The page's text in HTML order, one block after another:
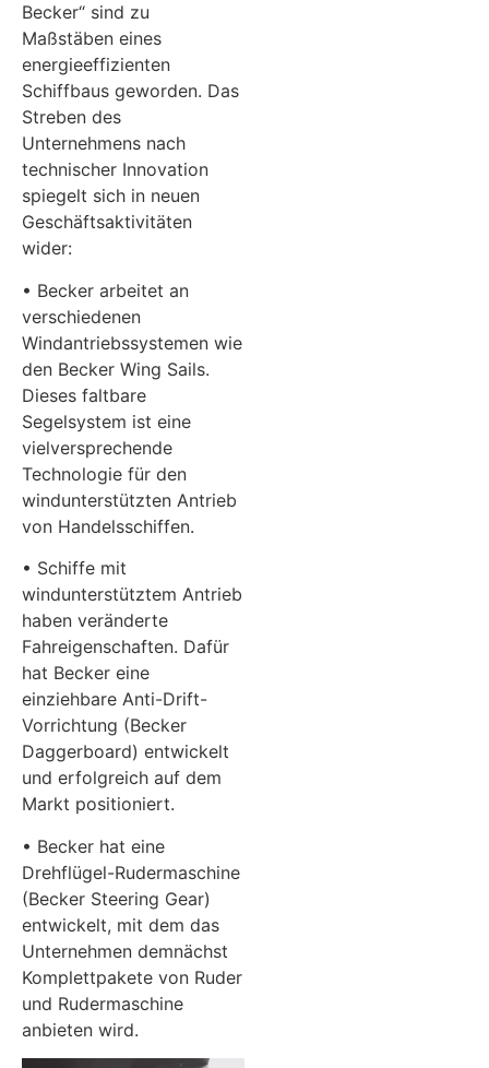
Becker“ sind zu
Maßstäben eines
energieeffizienten
Schiffbaus geworden. Das
Streben des
Unternehmens nach
technischer Innovation
spiegelt sich in neuen
Geschäftsaktivitäten
wider:
• Becker arbeitet an
verschiedenen
Windantriebssystemen wie
den Becker Wing Sails.
Dieses faltbare
Segelsystem ist eine
vielversprechende
Technologie für den
windunterstützten Antrieb
von Handelsschiffen.
• Schiffe mit
windunterstütztem Antrieb
haben veränderte
Fahreigenschaften. Dafür
hat Becker eine
einziehbare Anti-Drift-
Vorrichtung (Becker
Daggerboard) entwickelt
und erfolgreich auf dem
Markt positioniert.
• Becker hat eine
Drehflügel-Rudermaschine
(Becker Steering Gear)
entwickelt, mit dem das
Unternehmen demnächst
Komplettpakete von Ruder
und Rudermaschine
anbieten wird.